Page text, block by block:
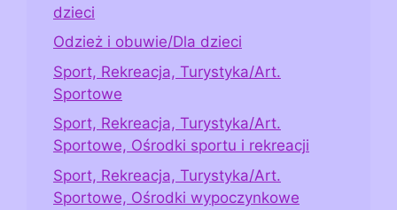
dzieci
Odzież i obuwie/Dla dzieci
Sport, Rekreacja, Turystyka/Art.
Sportowe
Sport, Rekreacja, Turystyka/Art.
Sportowe, Ośrodki sportu i rekreacji
Sport, Rekreacja, Turystyka/Art.
Sportowe, Ośrodki wypoczynkowe